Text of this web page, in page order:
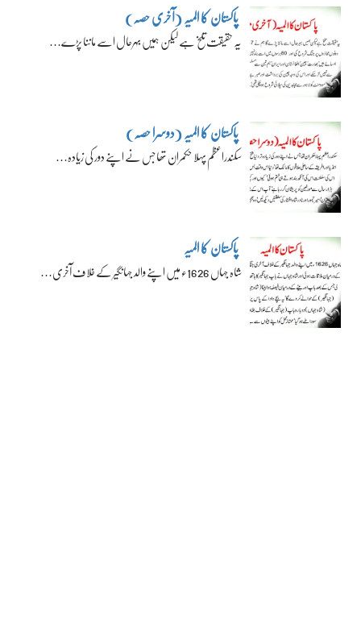
پاکستان کا المیہ (آخری حصہ)
یہ حقیقت تلخ ہے لیکن ہمیں بہرحال اسے ماننا پڑے…
پاکستان کا المیہ (دوسرا حصہ)
سکندراعظم پہلا حکمران تھا جس نے اپنے دور کی زیادہ…
پاکستان کا المیہ
شاہ جہاں 1626ء میں اپنے والد جہانگیر کے خلاف آخری…